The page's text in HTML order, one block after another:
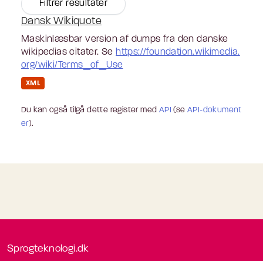
Filtrér resultater
Dansk Wikiquote
Maskinlæsbar version af dumps fra den danske
wikipedias citater. Se https://foundation.wikimedia.
org/wiki/Terms_of_Use
XML
Du kan også tilgå dette register med API (seAPI-dokument
er).
Sprogteknologi.dk